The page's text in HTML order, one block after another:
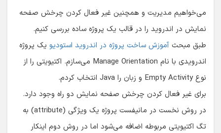
می‌خواهیم مدیریت و همچنین غیر فعال کردن چرخش صفحه
نمایش در اندروید را در قالب یک پروژه ساده بررسی کنیم.
طبق مبحث آموزش ساخت پروژه در اندروید استودیو یک پروژه
اندرویدی با نام Manage Orientation می‌سازم. اکتیویتی را از
نوع Empty Activity و زبان را Java انتخاب کردم.
برای غیر فعال کردن چرخش صفحه نمایش دو راه وجود دارد.
در روش نخست در مانیفست پروژه یک ویژگی (attribute) به
تگ اکتیویتی مربوطه اضافه می‌شود اما در روش دوم اینکار